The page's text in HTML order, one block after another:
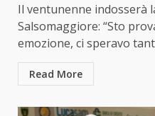
Il ventunenne indosserà
Salsomaggiore: “Sto
emozione, ci speravo
Read More